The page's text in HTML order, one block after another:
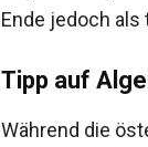
Ende jedoch
Tipp auf
Während die